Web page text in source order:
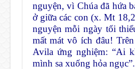
nguyện, vì Chúa đã hứa
ở giữa các con (x. Mt
nguyện mỗi ngày tối
mất mát vô ích đâu!
Avila ứng nghiệm: “Ai
mình sa xuống hỏa ngục”.